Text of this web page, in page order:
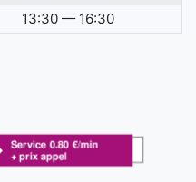
13:30 — 16:30